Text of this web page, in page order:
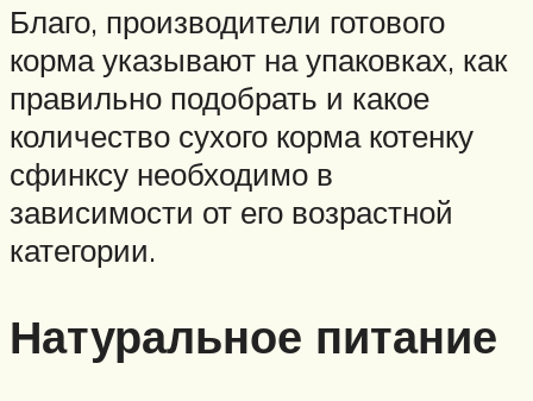
Благо, производители готового
корма указывают на упаковках, как
правильно подобрать и какое
количество сухого корма котенку
сфинксу необходимо в
зависимости от его возрастной
категории.
Натуральное питание